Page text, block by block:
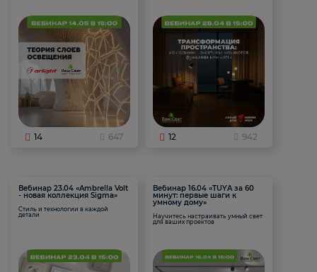
14 647 12 942
Вебинар 23.04 «Ambrella Volt
- новая коллекция Sigma»
Стиль и технологии в каждой
детали
Вебинар 16.04 «TUYA за 60
минут: первые шаги к
умному дому»
Научитесь настраивать умный свет
для ваших проектов